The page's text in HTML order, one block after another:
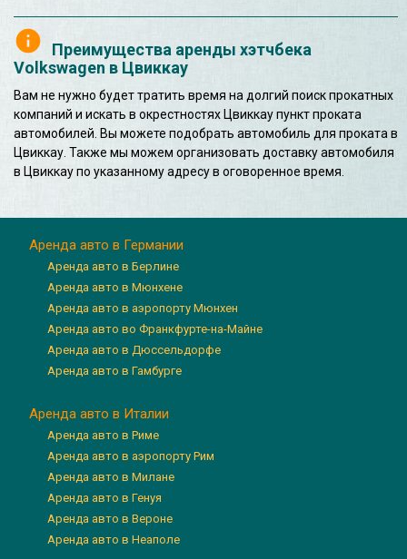
Преимущества аренды хэтчбека
Volkswagen в Цвиккау
Вам не нужно будет тратить время на долгий поиск прокатных
компаний и искать в окрестностях Цвиккау пункт проката
автомобилей. Вы можете подобрать автомобиль для проката в
Цвиккау. Также мы можем организовать доставку автомобиля
в Цвиккау по указанному адресу в оговоренное время.
Аренда авто в Германии
Аренда авто в Берлине
Аренда авто в Мюнхене
Аренда авто в аэропорту Мюнхен
Аренда авто во Франкфурте-на-Майне
Аренда авто в Дюссельдорфе
Аренда авто в Гамбурге
Аренда авто в Италии
Аренда авто в Риме
Аренда авто в аэропорту Рим
Аренда авто в Милане
Аренда авто в Генуя
Аренда авто в Вероне
Аренда авто в Неаполе